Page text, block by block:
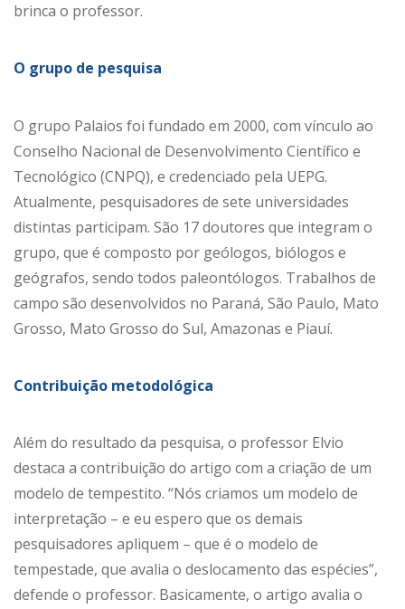
brinca o professor.
O grupo de pesquisa
O grupo Palaios foi fundado em 2000, com vínculo ao
Conselho Nacional de Desenvolvimento Científico e
Tecnológico (CNPQ), e credenciado pela UEPG.
Atualmente, pesquisadores de sete universidades
distintas participam. São 17 doutores que integram o
grupo, que é composto por geólogos, biólogos e
geógrafos, sendo todos paleontólogos. Trabalhos de
campo são desenvolvidos no Paraná, São Paulo, Mato
Grosso, Mato Grosso do Sul, Amazonas e Piauí.
Contribuição metodológica
Além do resultado da pesquisa, o professor Elvio
destaca a contribuição do artigo com a criação de um
modelo de tempestito. “Nós criamos um modelo de
interpretação – e eu espero que os demais
pesquisadores apliquem – que é o modelo de
tempestade, que avalia o deslocamento das espécies”,
defende o professor. Basicamente, o artigo avalia o